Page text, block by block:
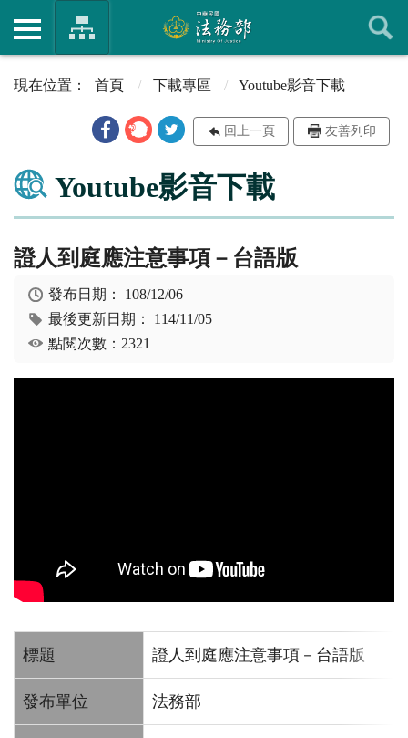
首頁 下載專區 Youtube影音下載
回上一頁 友善列印
Youtube影音下載
證人到庭應注意事項－台語版
發布日期： 108/12/06
最後更新日期： 114/11/05
點閱次數：2321
標題 證人到庭應注意事項－台語版
發布單位 法務部